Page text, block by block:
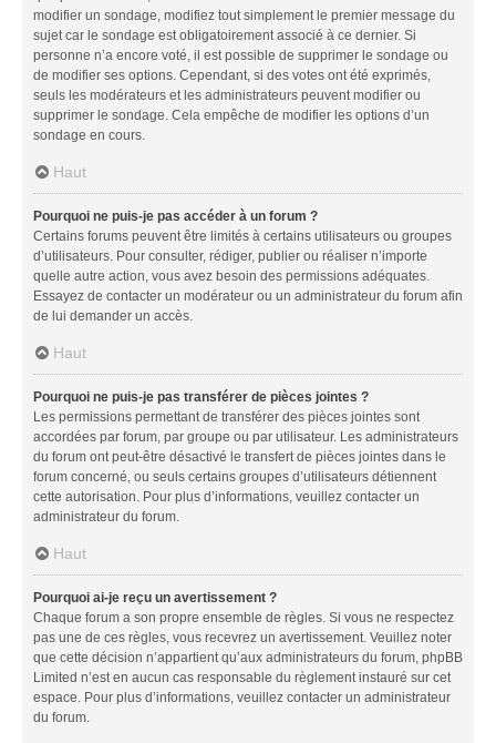
modifier un sondage, modifiez tout simplement le premier message du
sujet car le sondage est obligatoirement associé à ce dernier. Si
personne n’a encore voté, il est possible de supprimer le sondage ou
de modifier ses options. Cependant, si des votes ont été exprimés,
seuls les modérateurs et les administrateurs peuvent modifier ou
supprimer le sondage. Cela empêche de modifier les options d’un
sondage en cours.
Haut
Pourquoi ne puis-je pas accéder à un forum ?
Certains forums peuvent être limités à certains utilisateurs ou groupes
d’utilisateurs. Pour consulter, rédiger, publier ou réaliser n’importe
quelle autre action, vous avez besoin des permissions adéquates.
Essayez de contacter un modérateur ou un administrateur du forum afin
de lui demander un accès.
Haut
Pourquoi ne puis-je pas transférer de pièces jointes ?
Les permissions permettant de transférer des pièces jointes sont
accordées par forum, par groupe ou par utilisateur. Les administrateurs
du forum ont peut-être désactivé le transfert de pièces jointes dans le
forum concerné, ou seuls certains groupes d’utilisateurs détiennent
cette autorisation. Pour plus d’informations, veuillez contacter un
administrateur du forum.
Haut
Pourquoi ai-je reçu un avertissement ?
Chaque forum a son propre ensemble de règles. Si vous ne respectez
pas une de ces règles, vous recevrez un avertissement. Veuillez noter
que cette décision n’appartient qu’aux administrateurs du forum, phpBB
Limited n’est en aucun cas responsable du règlement instauré sur cet
espace. Pour plus d’informations, veuillez contacter un administrateur
du forum.